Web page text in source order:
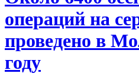
операций на
проведено в
году